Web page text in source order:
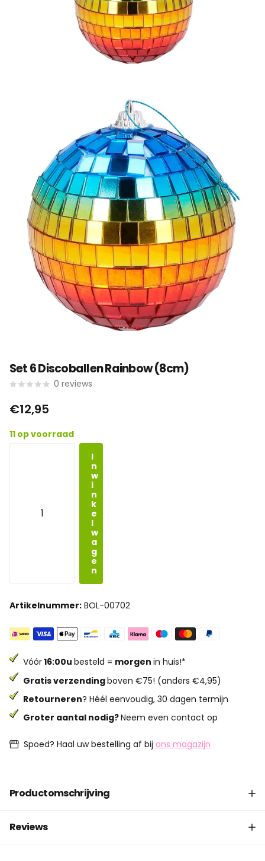
Set 6 Discoballen Rainbow (8cm)
0 reviews
€12,95
11 op voorraad
I
n
w
i
n
k
e
l
w
a
g
e
n
Artikelnummer: BOL-00702
Vóór16:00u besteld = morgen in huis!*
Gratis verzendingboven €75! (anders €4,95)
Retourneren? Héél eenvoudig, 30 dagen termijn
Groter aantal nodig?Neem even contact op
Spoed? Haal uw bestelling af bij ons magazijn
Productomschrijving
Reviews